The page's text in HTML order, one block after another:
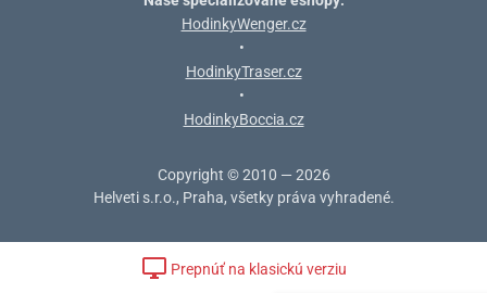
HodinkyWenger.cz
•
HodinkyTraser.cz
•
HodinkyBoccia.cz
Copyright © 2010 — 2026
Helveti s.r.o., Praha, všetky práva vyhradené.
Prepnúť na klasickú verziu